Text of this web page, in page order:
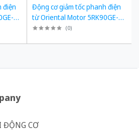
điện
suất
Động cơ giảm tốc phanh điện
từ Oriental Motor 5RK90GE-
SW2ML + 5GE180KF công suất
(0)
ĐỘNG CƠ